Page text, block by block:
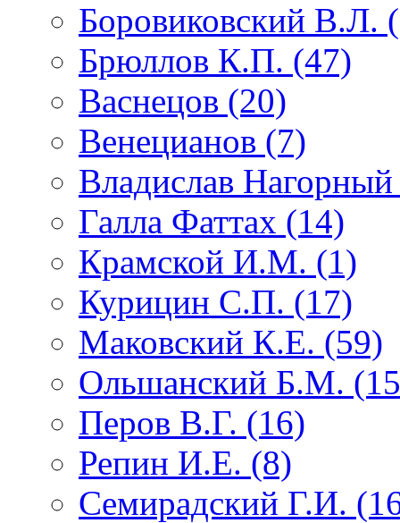
Боровиковский В.Л.
Брюллов К.П. (47)
Васнецов (20)
Венецианов (7)
Владислав
Галла Фаттах (14)
Крамской И.М. (1)
Курицин С.П. (17)
Маковский К.Е. (59)
Ольшанский Б.М.
Перов В.Г. (16)
Репин И.Е. (8)
Семирадский Г.И.